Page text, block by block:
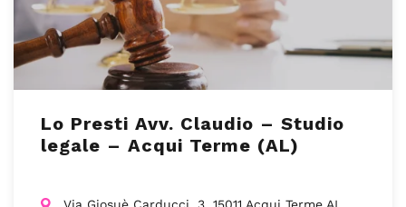
Lo Presti Avv. Claudio – Studio
legale – Acqui Terme (AL)